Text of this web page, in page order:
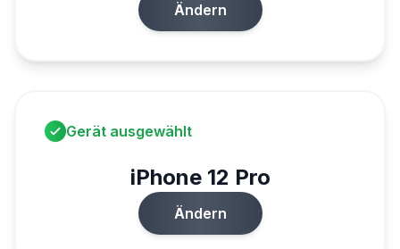
Ändern
Gerät ausgewählt
iPhone 12 Pro
Ändern